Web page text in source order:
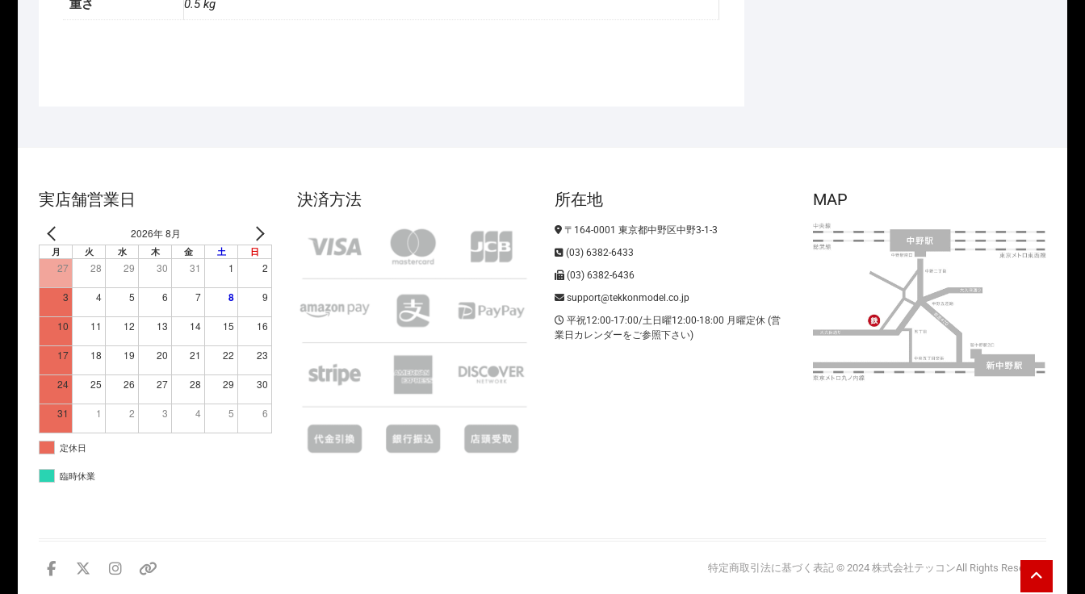
重さ 0.5 kg
実店舗営業日
2026年 8月
月 火 水 木 金 土 日
27 28 29 30 31 1 2
3 4 5 6 7 8 9
10 11 12 13 14 15 16
17 18 19 20 21 22 23
24 25 26 27 28 29 30
31 1 2 3 4 5 6
定休日
臨時休業
決済方法 所在地
〒164-0001 東京都中野区中野3-1-3
(03) 6382-6433
(03) 6382-6436
support@tekkonmodel.co.jp
平祝12:00-17:00/土日曜12:00-18:00 月曜定休 (営
業日カレンダーをご参照下さい)
MAP
facebook
twitter
instagram
個
特定商取引法に基づく表記 © 2024 株式会社テッコンAll Rights Reserved.
to